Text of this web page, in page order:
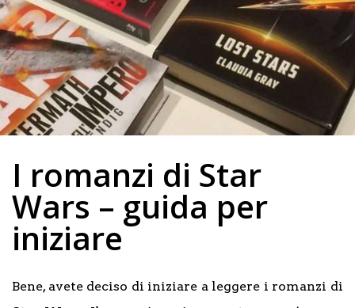
I romanzi di Star
Wars – guida per
iniziare
Bene, avete deciso di iniziare a leggere i romanzi di